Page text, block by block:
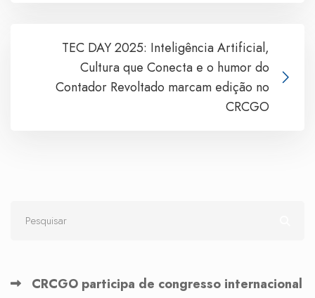
TEC DAY 2025: Inteligência Artificial,
Cultura que Conecta e o humor do
Contador Revoltado marcam edição no
CRCGO
CRCGO participa de congresso internacional